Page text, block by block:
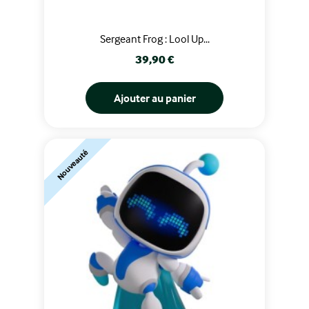
Sergeant Frog : Lool Up...
Prix
39,90 €
Ajouter au panier
Nouveauté